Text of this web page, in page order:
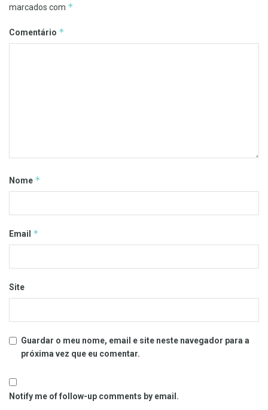
marcados com *
Comentário *
Nome *
Email *
Site
Guardar o meu nome, email e site neste navegador para a
próxima vez que eu comentar.
Notify me of follow-up comments by email.